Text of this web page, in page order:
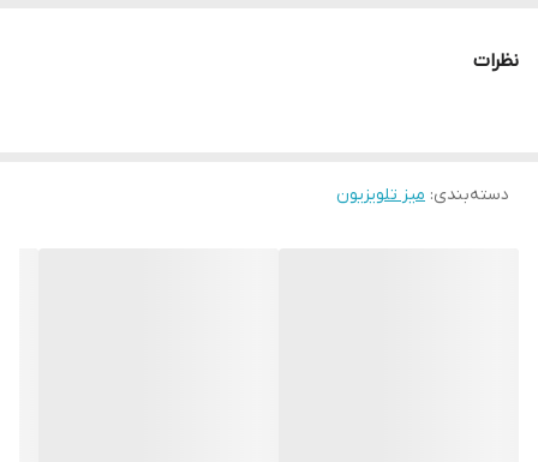
نظرات
دسته‌بندی: میز تلویزیون